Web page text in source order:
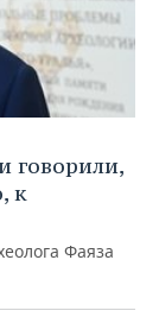
говорили,
к
Фаяза